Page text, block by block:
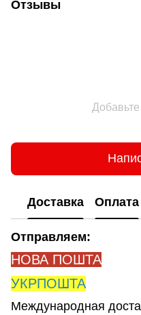
Отзывы
Доставка Оплата
Отправляем:
НОВА ПОШТА
УКРПОШТА
Международная